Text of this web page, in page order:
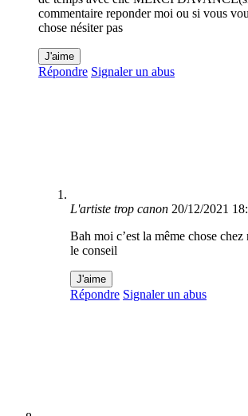
commentaire reponder moi ou si vous
chose nésiter pas
J'aime
Répondre Signaler un abus
L'artiste trop canon 20/12/2021
Bah moi c’est la même chose
le conseil
J'aime
Répondre Signaler un abus